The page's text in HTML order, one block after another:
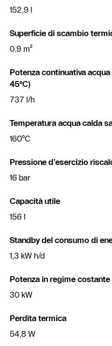
152,9 l
Superficie di scambio
0,9 m²
Potenza continuativa
45°C)
737 l/h
Temperatura acqua calda
160°C
Pressione d’esercizio
16 bar
Capacità utile
156 l
Standby del consumo di
1,3 kW h/d
Potenza in regime costante
30 kW
Perdita termica
54,8 W